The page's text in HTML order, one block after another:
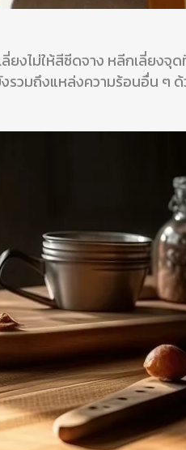
งไม่ให้สีซีดจาง หลีกเลี่ยงจุ
มถึงแหล่งความร้อนอื่น ๆ